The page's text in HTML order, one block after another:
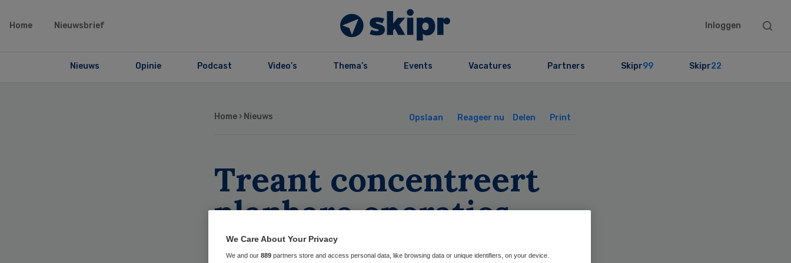
Home Nieuwsbrief Inloggen
Search
Nieuws Opinie Podcast Video’s Thema’s Events Vacatures Partners Skipr99 Skipr22
Home › Nieuws Opslaan Reageer nu Delen Print
Treant concentreert
planbare operaties
We Care About Your Privacy
We and our 889 partners store and access personal data, like browsing data or unique identifiers, on your device.